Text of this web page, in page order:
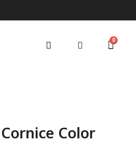
Color